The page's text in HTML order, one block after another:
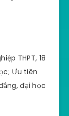
THPT, 18
Ưu tiên
đại học